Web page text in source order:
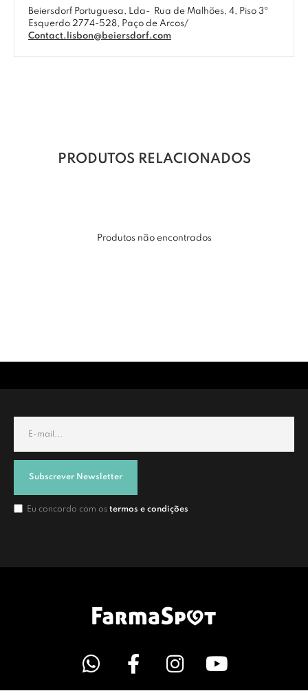
Beiersdorf Portuguesa, Lda-
Rua de Malhões, 4, Piso 3º
Esquerdo 2774-528, Paço de Arcos/
Contact.lisbon@beiersdorf.com
PRODUTOS RELACIONADOS
Produtos não encontrados
Subscrever Newsletter
Eu concordo com os termos e condições